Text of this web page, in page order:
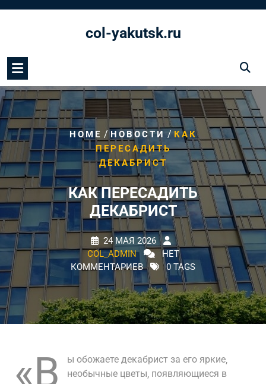
col-yakutsk.ru
HOME /НОВОСТИ / КАК
ПЕРЕСАДИТЬ
ДЕКАБРИСТ
КАК ПЕРЕСАДИТЬ
ДЕКАБРИСТ
24 МАЯ 2026
COL_ADMIN
НЕТ
КОММЕНТАРИЕВ
0 TAGS
«В
ы обожаете декабрист за его яркие‚
необычные цветы‚ появляющиеся в